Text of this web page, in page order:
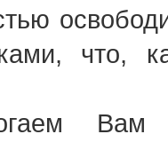
что,
Вам